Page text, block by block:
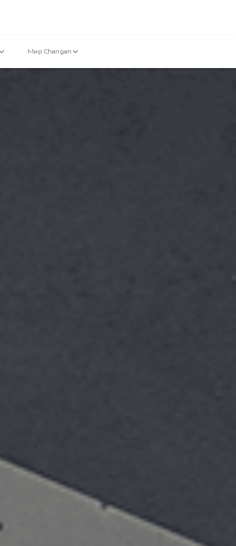
Мир Changan